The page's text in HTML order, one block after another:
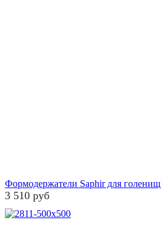
Формодержатели Saphir для голенищ
3 510 руб